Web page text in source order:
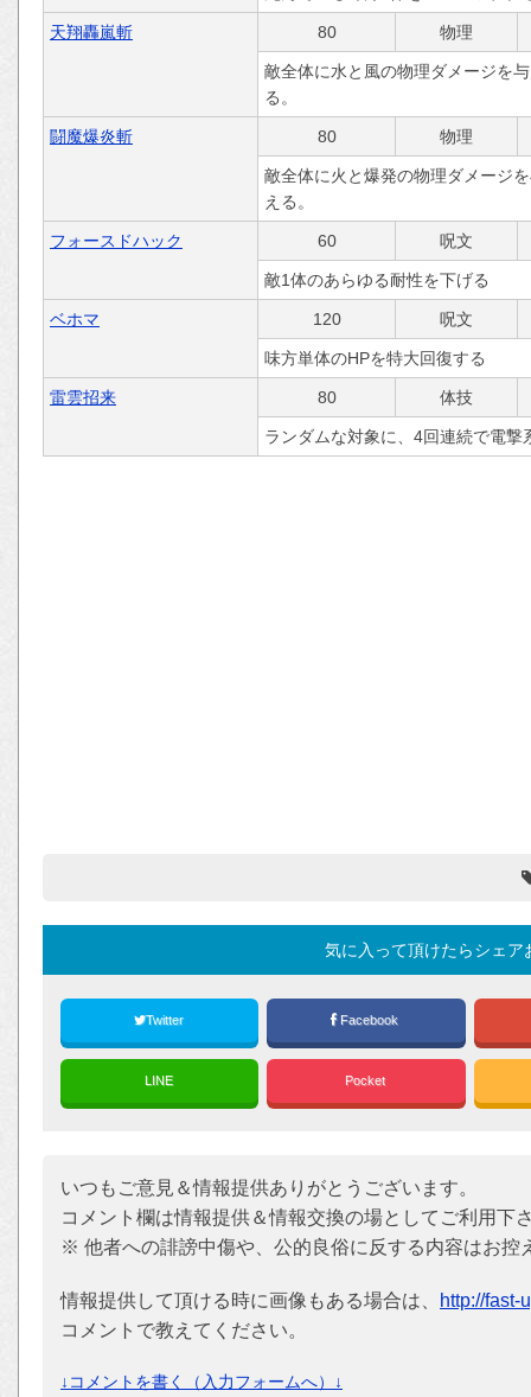
天翔轟嵐斬 80 物理
敵全体に水と風の物理ダメージを
る。
闘魔爆炎斬 80 物理
敵全体に火と爆発の物理ダメージ
える。
フォースドハック 60 呪文
敵1体のあらゆる耐性を下げる
ベホマ 120 呪文
味方単体のHPを特大回復する
雷雲招来 80 体技
ランダムな対象に、4回連続で電撃
気に入って頂けたらシェア
Twitter Facebook
LINE Pocket
いつもご意見＆情報提供ありがとうございます。
コメント欄は情報提供＆情報交換の場としてご利用下
※ 他者への誹謗中傷や、公的良俗に反する内容はお控
情報提供して頂ける時に画像もある場合は、
http://fast-
コメントで教えてください。
↓コメントを書く（入力フォームへ）↓